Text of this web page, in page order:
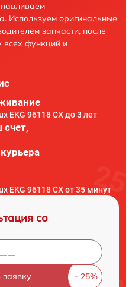
Используем оригинальные
запчасти, после
всех функций и
EKG 96118 CX до 3 лет
счет,
EKG 96118 CX от 35 минут
со
заявку